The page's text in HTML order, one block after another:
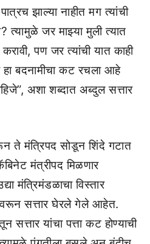
पात्रच झाल्या नाहीत मग त्यांची
त्यामुळे जर माझ्या मुली त्यात
पण जर त्यांची यात काही
बदनामीचा कट रचला आहे
अशा शब्दात अब्दुल सत्तार
ते मंत्रिपद सोडून शिंदे गटात
मंत्रीपद मिळणार
मंत्रिमंडळाचा विस्तार
सत्तार घेरले गेले आहेत.
सत्तार यांचा पत्ता कट होण्याची